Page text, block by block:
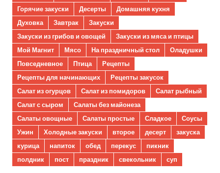
Горячие закуски
Десерты
Домашняя кухня
Духовка
Завтрак
Закуски
Закуски из грибов и овощей
Закуски из мяса и птицы
Мой Магнит
Мясо На праздничный стол
Оладушки
Повседневное
Птица
Рецепты
Рецепты для начинающих
Рецепты закусок
Салат из огурцов
Салат из помидоров
Салат рыбный
Салат с сыром
Салаты без майонеза
Салаты овощные
Салаты простые Сладкое
Соусы
Ужин
Холодные закуски второе десерт
закуска
курица
напиток обед перекус
пикник
полдник
пост праздник свекольник суп